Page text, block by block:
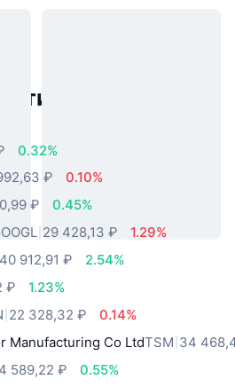
реального
0.32%
₽
0.10%
₽
0.45%
29 428,13 ₽
1.29%
40 912,91 ₽
2.54%
₽
1.23%
22 328,32 ₽
0.14%
Manufacturing Co LtdTSM 34
589,22 ₽
0.55%